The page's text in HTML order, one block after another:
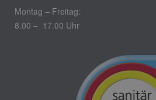
Montag – Freitag:
8.00 – 17.00 Uhr